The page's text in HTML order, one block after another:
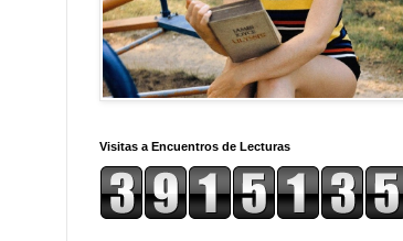
Visitas a Encuentros de Lecturas